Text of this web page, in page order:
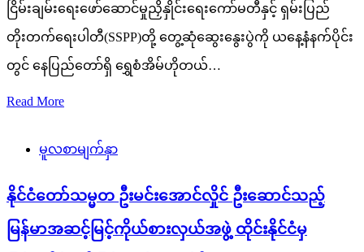
ငြိမ်းချမ်းရေးဖော်ဆောင်မှုညှိနှိုင်းရေးကော်မတီနှင့် ရှမ်းပြည်
တိုးတက်ရေးပါတီ(SSPP)တို့ တွေ့ဆုံဆွေးနွေးပွဲကို ယနေ့နံနက်ပိုင်း
တွင် နေပြည်တော်ရှိ ရွှေစံအိမ်ဟိုတယ်…
Read More
မူလစာမျက်နှာ
နိုင်ငံတော်သမ္မတ ဦးမင်းအောင်လှိုင် ဦးဆောင်သည့်
မြန်မာအဆင့်မြင့်ကိုယ်စားလှယ်အဖွဲ့ ထိုင်းနိုင်ငံမှ